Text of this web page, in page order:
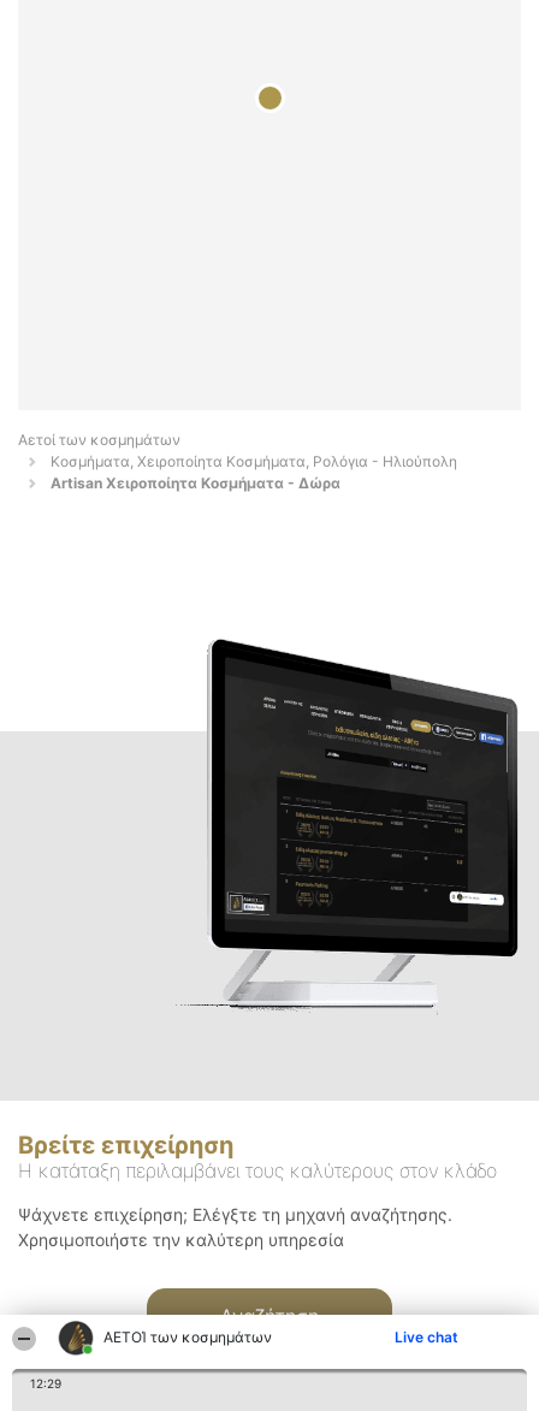
ΑΕΤΟΊ των κοσμημάτων Live chat
12:29
Αετοί των κοσμημάτων
Κοσμήματα, Χειροποίητα Κοσμήματα, Ρολόγια - Ηλιούπολη
Artisan Χειροποίητα Κοσμήματα - Δώρα
Βρείτε επιχείρηση
Η κατάταξη περιλαμβάνει τους καλύτερους στον κλάδο
Ψάχνετε επιχείρηση; Ελέγξτε τη μηχανή αναζήτησης.
Χρησιμοποιήστε την καλύτερη υπηρεσία
Αναζήτηση